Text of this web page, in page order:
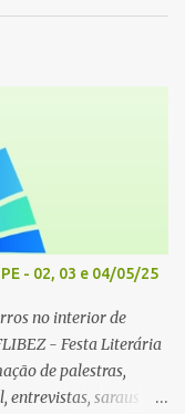
- 02, 03 e 04/05/25
no interior de
- Festa Literária
de palestras,
entrevistas, saraus